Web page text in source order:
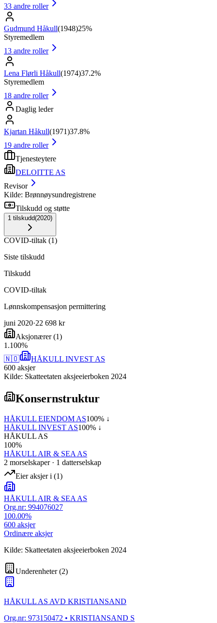
33 andre roller
Gudmund Håkull(1948)25%
Styremedlem
13 andre roller
Lena Flørli Håkull(1974)37.2%
Styremedlem
18 andre roller
Daglig leder
Kjartan Håkull(1971)37.8%
19 andre roller
Tjenesteytere
DELOITTE AS
Revisor
Kilde: Brønnøysundregistrene
Tilskudd og støtte
1 tilskudd(2020)
COVID-tiltak (1)
Siste tilskudd
Tilskudd
COVID-tiltak
Lønnskompensasjon permittering
juni 2020·22 698 kr
Aksjonærer(1)
1 .100%
🇳🇴
HÅKULL INVEST AS
600 aksjer
Kilde: Skatteetaten aksjeeierboken 2024
Konsernstruktur
HÅKULL EIENDOM AS100% ↓
HÅKULL INVEST AS100% ↓
HÅKULL AS
100%
HÅKULL AIR & SEA AS
2 morselskaper· 1 datterselskap
Eier aksjer i (1)
HÅKULL AIR & SEA AS
Org.nr: 994076027
100.00%
600 aksjer
Ordinære aksjer
Kilde: Skatteetaten aksjeeierboken 2024
Underenheter(2)
HÅKULL AS AVD KRISTIANSAND
Org.nr: 973150472 • KRISTIANSAND S